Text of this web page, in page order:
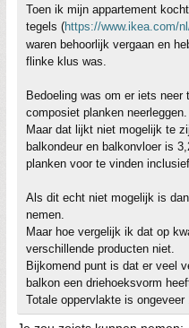
Toen ik mijn appartement
tegels (https://www.ikea.com/
waren behoorlijk vergaan en
flinke klus was.
Bedoeling was om er iets
composiet planken neerleggen.
Maar dat lijkt niet mogelijk te
balkondeur en balkonvloer is
planken voor te vinden
Als dit echt niet mogelijk is
nemen.
Maar hoe vergelijk ik dat op
verschillende producten niet.
Bijkomend punt is dat er veel
balkon een driehoeksvorm
Totale oppervlakte is ongeveer